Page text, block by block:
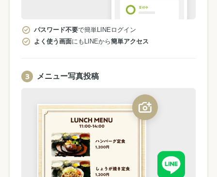
パスワード不要で簡単LINEログイン
よく使う画面にもLINEから簡単アクセス
メニュー写真投稿